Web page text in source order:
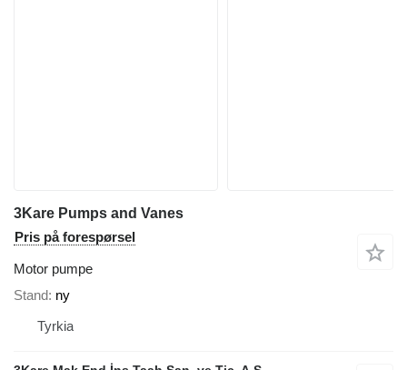
3Kare Pumps and Vanes
Pris på forespørsel
Motor pumpe
Stand ny
Tyrkia